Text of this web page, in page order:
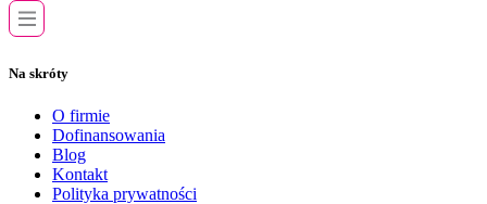
Na skróty
O firmie
Dofinansowania
Blog
Kontakt
Polityka prywatności